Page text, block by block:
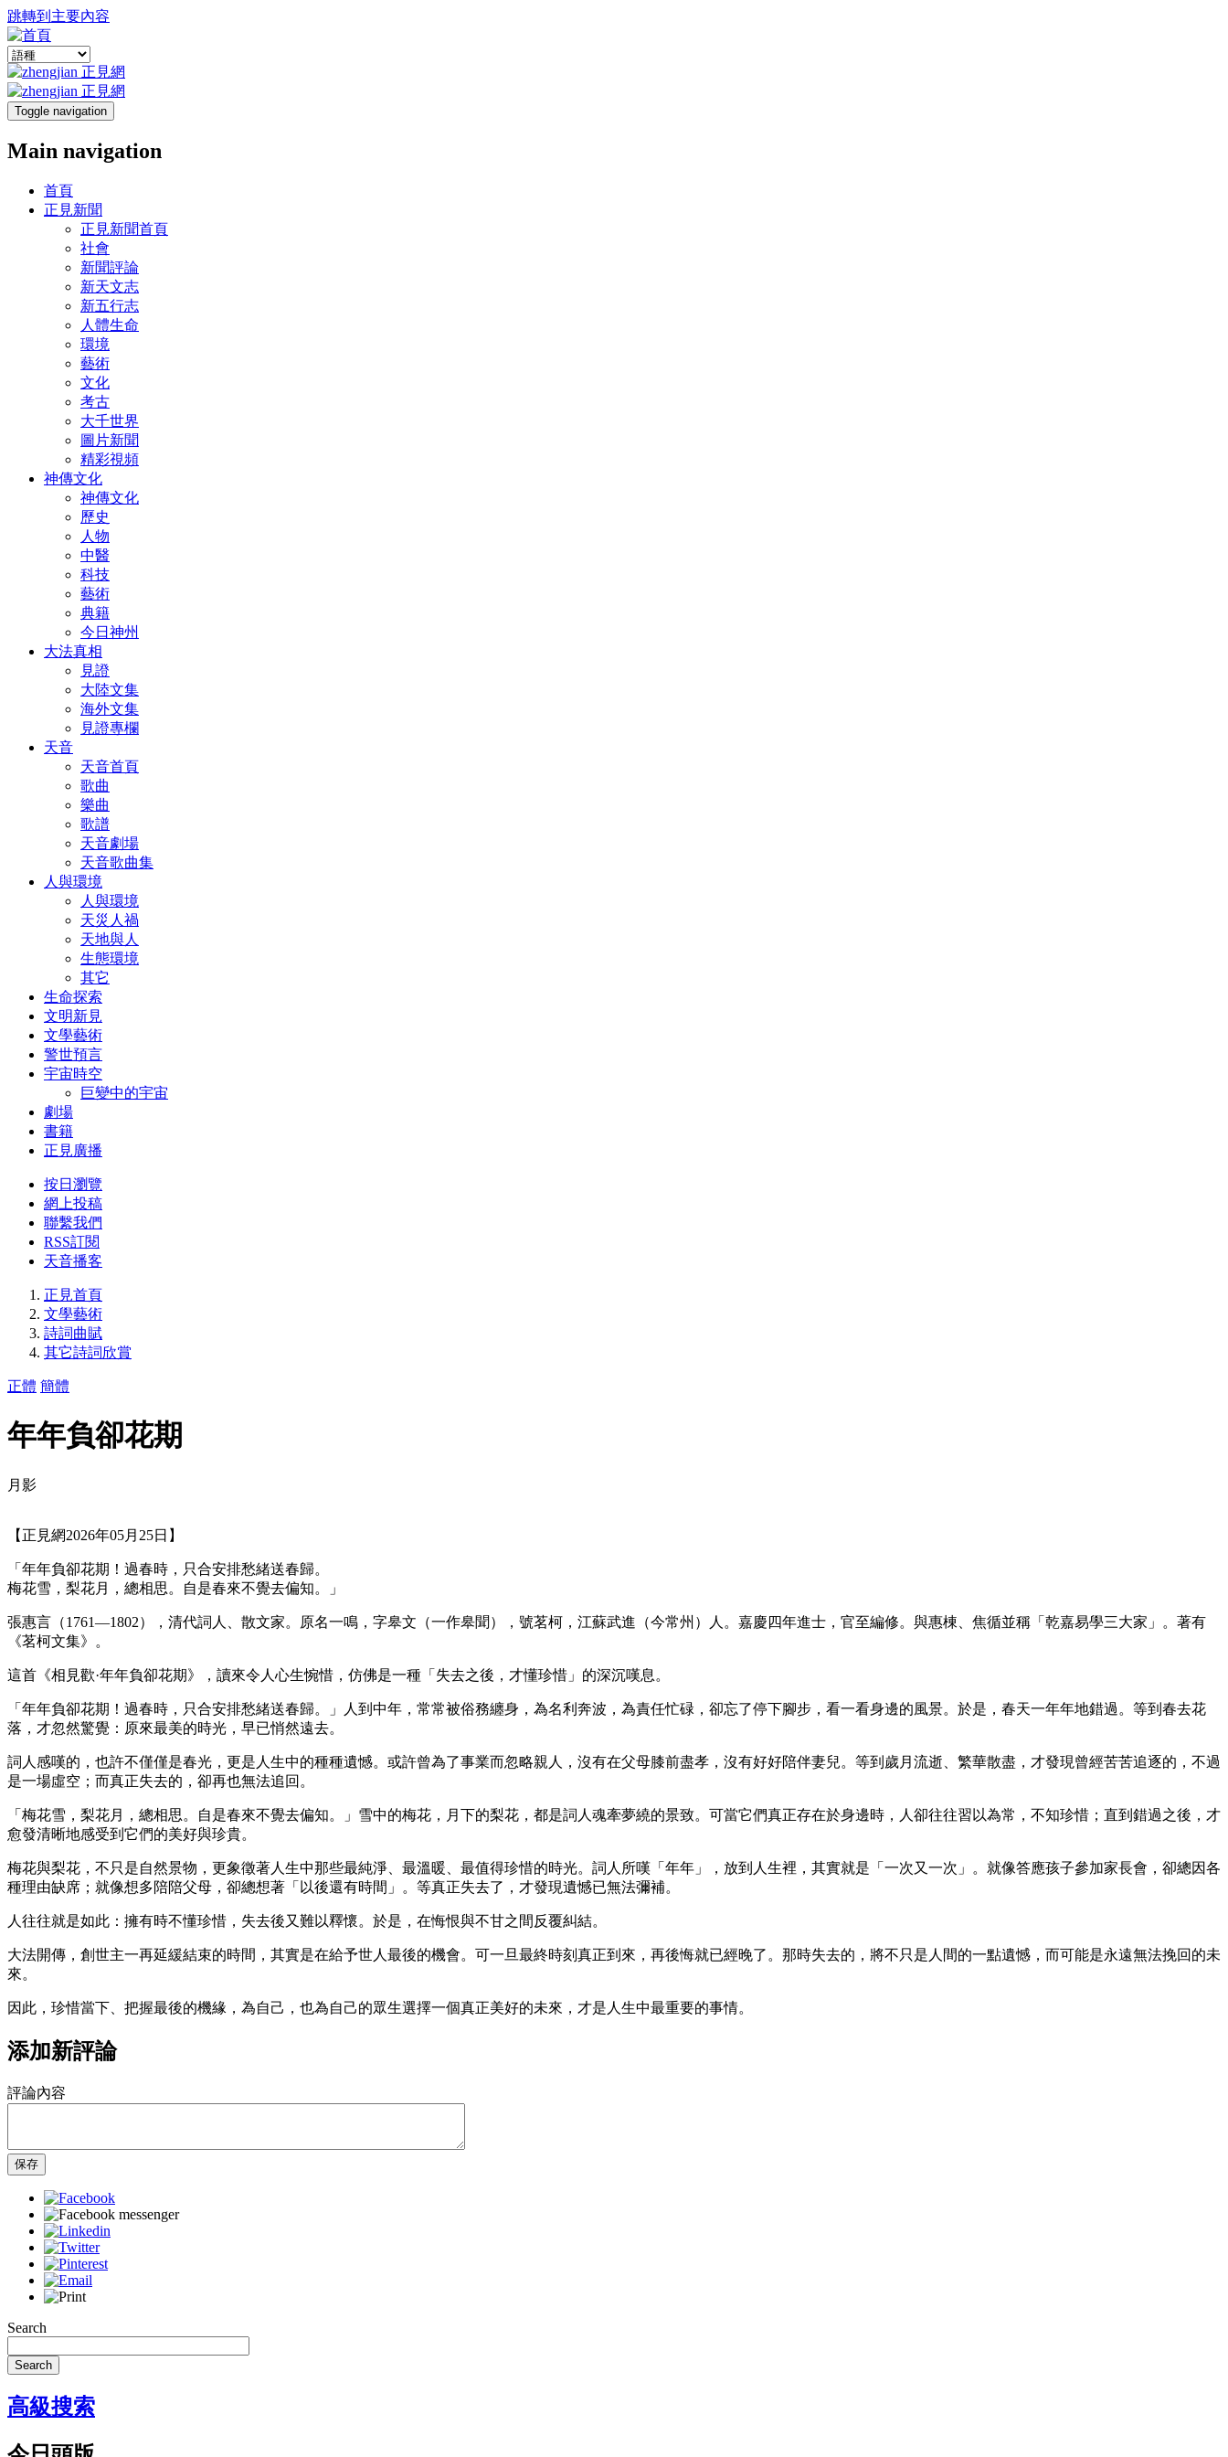
跳轉到主要內容
Toggle navigation
Main navigation
首頁
正見新聞
正見新聞首頁
社會
新聞評論
新天文志
新五行志
人體生命
環境
藝術
文化
考古
大千世界
圖片新聞
精彩視頻
神傳文化
神傳文化
歷史
人物
中醫
科技
藝術
典籍
今日神州
大法真相
見證
大陸文集
海外文集
見證專欄
天音
天音首頁
歌曲
樂曲
歌譜
天音劇場
天音歌曲集
人與環境
人與環境
天災人禍
天地與人
生態環境
其它
生命探索
文明新見
文學藝術
警世預言
宇宙時空
巨變中的宇宙
劇場
書籍
正見廣播
按日瀏覽
網上投稿
聯繫我們
RSS訂閱
天音播客
正見首頁
文學藝術
詩詞曲賦
其它詩詞欣賞
正體 簡體
年年負卻花期
月影
【正見網2026年05月25日】
「年年負卻花期！過春時，只合安排愁緒送春歸。
梅花雪，梨花月，總相思。自是春來不覺去偏知。」
張惠言（1761—1802），清代詞人、散文家。原名一鳴，字皋文（一作皋聞），號茗柯，江蘇武進（今常州）人。嘉慶四年進士，官至編修。與惠棟、焦循並稱「乾嘉易學三大家」。著有
《茗柯文集》。
這首《相見歡·年年負卻花期》，讀來令人心生惋惜，仿佛是一種「失去之後，才懂珍惜」的深沉嘆息。
「年年負卻花期！過春時，只合安排愁緒送春歸。」人到中年，常常被俗務纏身，為名利奔波，為責任忙碌，卻忘了停下腳步，看一看身邊的風景。於是，春天一年年地錯過。等到春去花
落，才忽然驚覺：原來最美的時光，早已悄然遠去。
詞人感嘆的，也許不僅僅是春光，更是人生中的種種遺憾。或許曾為了事業而忽略親人，沒有在父母膝前盡孝，沒有好好陪伴妻兒。等到歲月流逝、繁華散盡，才發現曾經苦苦追逐的，不過
是一場虛空；而真正失去的，卻再也無法追回。
「梅花雪，梨花月，總相思。自是春來不覺去偏知。」雪中的梅花，月下的梨花，都是詞人魂牽夢繞的景致。可當它們真正存在於身邊時，人卻往往習以為常，不知珍惜；直到錯過之後，才
愈發清晰地感受到它們的美好與珍貴。
梅花與梨花，不只是自然景物，更象徵著人生中那些最純淨、最溫暖、最值得珍惜的時光。詞人所嘆「年年」，放到人生裡，其實就是「一次又一次」。就像答應孩子參加家長會，卻總因各
種理由缺席；就像想多陪陪父母，卻總想著「以後還有時間」。等真正失去了，才發現遺憾已無法彌補。
人往往就是如此：擁有時不懂珍惜，失去後又難以釋懷。於是，在悔恨與不甘之間反覆糾結。
大法開傳，創世主一再延緩結束的時間，其實是在給予世人最後的機會。可一旦最終時刻真正到來，再後悔就已經晚了。那時失去的，將不只是人間的一點遺憾，而可能是永遠無法挽回的未
來。
因此，珍惜當下、把握最後的機緣，為自己，也為自己的眾生選擇一個真正美好的未來，才是人生中最重要的事情。
添加新評論
評論內容
保存
Search
Search
高級搜索